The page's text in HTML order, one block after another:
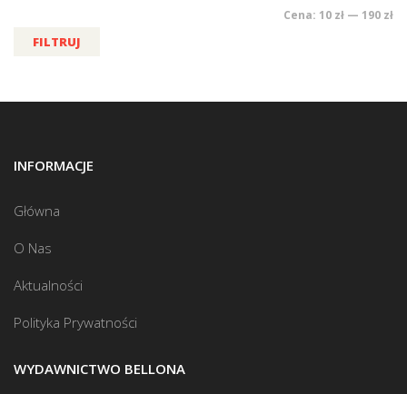
FILTRUJ
Cena: 10 zł — 190 zł
INFORMACJE
Główna
O Nas
Aktualności
Polityka Prywatności
WYDAWNICTWO BELLONA